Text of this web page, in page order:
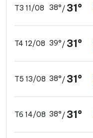
T3 11/08 38°/31°
T4 12/08 39°/31°
T5 13/08 38°/31°
T6 14/08 38°/31°